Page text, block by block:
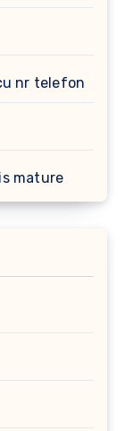
nr telefon
mature